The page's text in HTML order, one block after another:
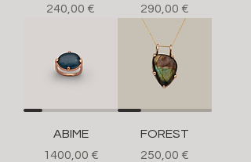
Prezzo
240,00 €
Prezzo
290,00 €
ABIME
Prezzo
1400,00 €
FOREST
Prezzo
250,00 €